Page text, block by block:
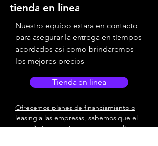
tienda en linea
Nuestro equipo estara en contacto
para asegurar la entrega en tiempos
acordados asi como brindaremos
los mejores precios
Tienda en linea
Ofrecemos planes de financiamiento o
leasing a las empresas, sabemos que el
cumplimiento es importante, haz click